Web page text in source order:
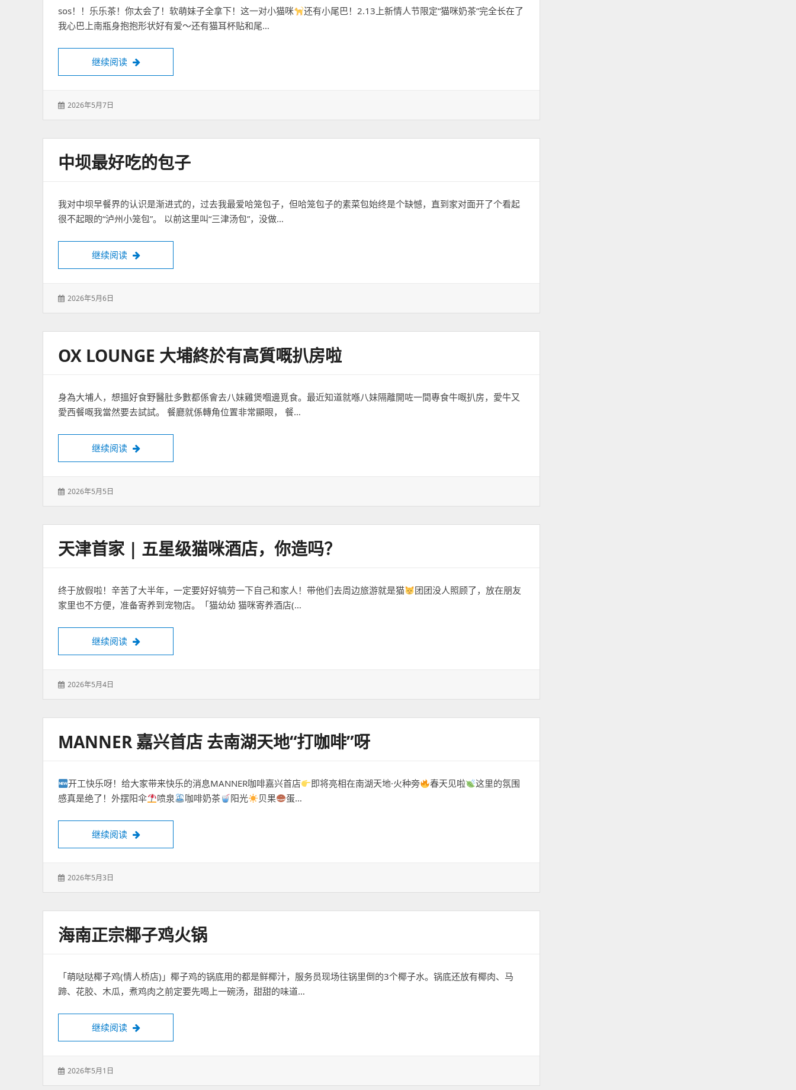
sos！！乐乐茶！你太会了！软萌妹子全拿下！这一对小猫咪
还有小尾巴！2.13上新情人节限定“猫咪奶茶”完全长在了
我心巴上南瓶身抱抱形状好有爱～还有猫耳杯贴和尾…
继续阅读 乐乐茶是懂妹子的 情人节[爱心]是粉色猫咪款
发
2026年5月7日
中坝最好吃的包子
我对中坝早餐界的认识是渐进式的，过去我最爱哈笼包子，但哈笼包子的素菜包始终是个缺憾，直到家对面开了个看起
很不起眼的“泸州小笼包”。 以前这里叫“三津汤包”，没做…
继续阅读 中坝最好吃的包子
发
2026年5月6日
OX LOUNGE 大埔終於有高質嘅扒房啦
身為大埔人，想搵好食野醫肚多數都係會去八妹雞煲嗰邊覓食。最近知道就喺八妹隔離開咗一間專食牛嘅扒房，愛牛又
愛西餐嘅我當然要去試試。 餐廳就係轉角位置非常顯眼， 餐…
继续阅读 Ox Lounge 大埔終於有高質嘅扒房啦
发
2026年5月5日
天津首家 | 五星级猫咪酒店，你造吗？
终于放假啦！辛苦了大半年，一定要好好犒劳一下自己和家人！带他们去周边旅游就是猫
团团没人照顾了，放在朋友
家里也不方便，准备寄养到宠物店。「猫幼幼 猫咪寄养酒店(…
继续阅读 天津首家 | 五星级猫咪酒店，你造吗？
发
2026年5月4日
MANNER 嘉兴首店 去南湖天地“打咖啡”呀
开工快乐呀！给大家带来快乐的消息MANNER咖啡嘉兴首店 即将亮相在南湖天地·火种旁 春天见啦
这里的氛围
感真是绝了！外摆阳伞
喷泉 咖啡奶茶 阳光 贝果 蛋…
继续阅读 MANNER 嘉兴首店 去南湖天地“打咖啡”呀
发
2026年5月3日
海南正宗椰子鸡火锅
「萌哒哒椰子鸡(情人桥店)」椰子鸡的锅底用的都是鲜椰汁，服务员现场往锅里倒的3个椰子水。锅底还放有椰肉、马
蹄、花胶、木瓜，煮鸡肉之前定要先喝上一碗汤，甜甜的味道…
继续阅读 海南正宗椰子鸡火锅
发
2026年5月1日